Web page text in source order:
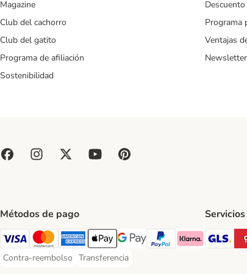
Magazine
Club del cachorro
Club del gatito
Programa de afiliación
Sostenibilidad
Programa
Ventajas
Newsletter
Métodos de pago
Visa Payment Method
Mastercard Payment Method
American Express Payment Method
Apple Pay Payment Method
Google Pay Payment Method
PayPal Payment Method
Klarna Payment
Contra-reembolso
Contra-reembolso Payment Method
Transferencia
Transferencia Payment Method